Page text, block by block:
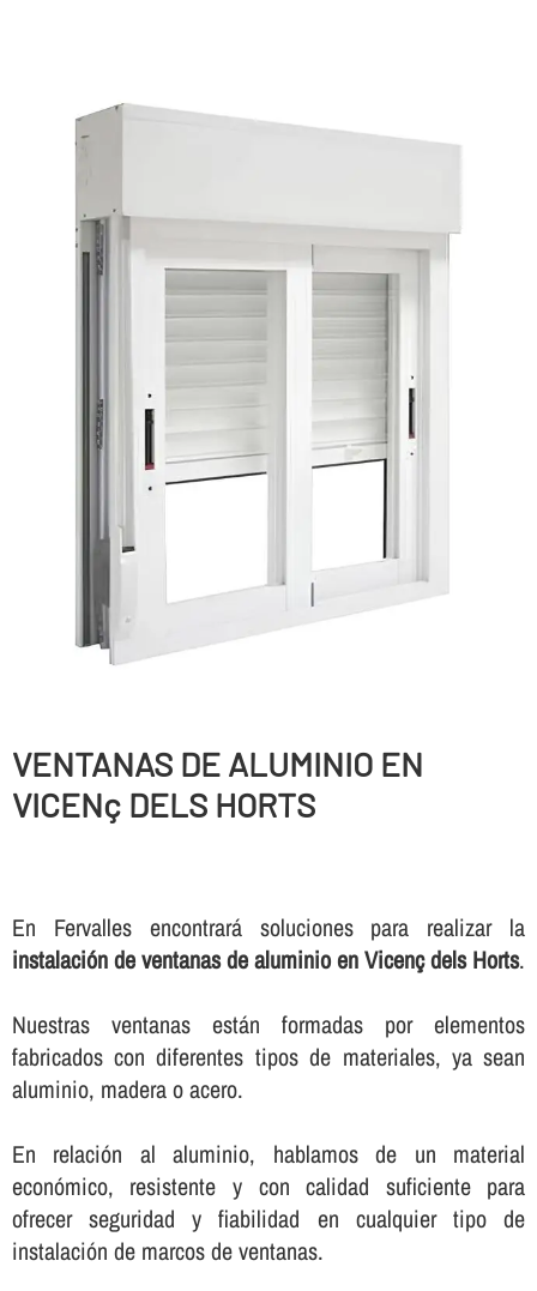
VENTANAS DE ALUMINIO EN
VICENç DELS HORTS
En Fervalles encontrará soluciones para realizar la
instalación de ventanas de aluminio en Vicenç dels Horts.
Nuestras ventanas están formadas por elementos
fabricados con diferentes tipos de materiales, ya sean
aluminio, madera o acero.
En relación al aluminio, hablamos de un material
económico, resistente y con calidad suficiente para
ofrecer seguridad y fiabilidad en cualquier tipo de
instalación de marcos de ventanas.